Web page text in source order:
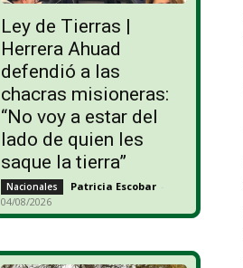
Ley de Tierras |
Herrera Ahuad
defendió a las
chacras misioneras:
“No voy a estar del
lado de quien les
saque la tierra”
Nacionales Patricia Escobar -
04/08/2026